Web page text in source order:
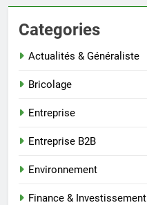
Categories
Actualités & Généraliste
Bricolage
Entreprise
Entreprise B2B
Environnement
Finance & Investissement